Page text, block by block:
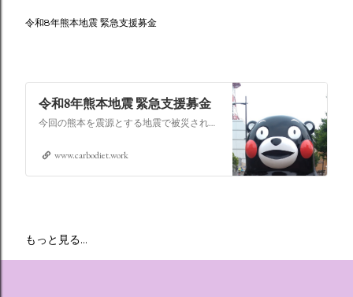
令和8年熊本地震 緊急支援募金
令和8年熊本地震 緊急支援募金
今回の熊本を震源とする地震で被災された皆さままだまだ余震も続き大変な時間を過ごされていると思います。心よりお見舞い申し上げます
www.carbodiet.work
もっと見る…